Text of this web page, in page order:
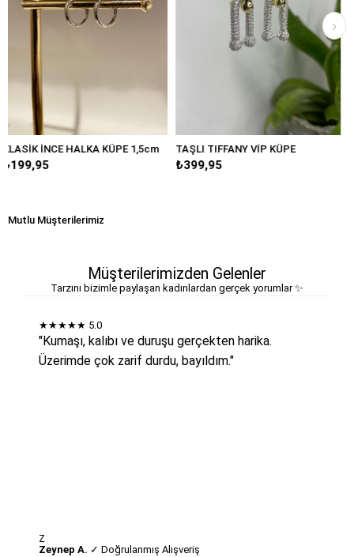
KÜPE 1,5cm TAŞLI TIFFANY VİP KÜPE BÜYÜK DAMLA
Mutlu Müşterilerimiz
Müşterilerimizden Gelenler
Tarzını bizimle paylaşan kadınlardan gerçek yorumlar ✨
★★★★★ 5.0
"Kumaşı, kalıbı ve duruşu gerçekten harika.
Üzerimde çok zarif durdu, bayıldım."
Z
Zeynep A. ✓ Doğrulanmış Alışveriş